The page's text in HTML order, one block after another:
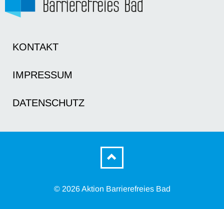
KONTAKT
IMPRESSUM
DATENSCHUTZ
© 2026 Aktion Barrierefreies Bad